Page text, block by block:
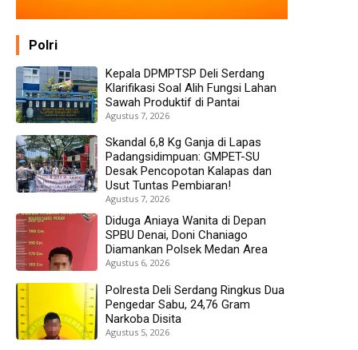
Polri
Kepala DPMPTSP Deli Serdang
Klarifikasi Soal Alih Fungsi Lahan
Sawah Produktif di Pantai
Agustus 7, 2026
Skandal 6,8 Kg Ganja di Lapas
Padangsidimpuan: GMPET-SU
Desak Pencopotan Kalapas dan
Usut Tuntas Pembiaran!
Agustus 7, 2026
Diduga Aniaya Wanita di Depan
SPBU Denai, Doni Chaniago
Diamankan Polsek Medan Area
Agustus 6, 2026
Polresta Deli Serdang Ringkus Dua
Pengedar Sabu, 24,76 Gram
Narkoba Disita
Agustus 5, 2026